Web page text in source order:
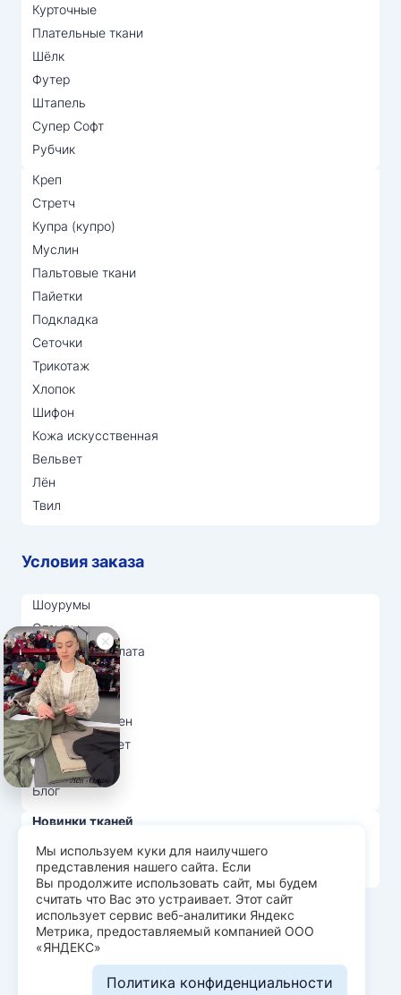
Курточные
Плательные ткани
Шёлк
Футер
Штапель
Супер Софт
Рубчик
Креп
Стретч
Купра (купро)
Муслин
Пальтовые ткани
Пайетки
Подкладка
Сеточки
Трикотаж
Хлопок
Шифон
Кожа искусственная
Вельвет
Лён
Твил
Условия заказа
Шоурумы
Отзывы
Доставка и оплата
О нас
Вопрос-ответ
Возврат и обмен
Личный кабинет
Ткани оптом
Блог
Новинки тканей
Распродажа тканей
Лидеры продаж
© Арт Текс — продажа тканей оптом, 2026
Пользовательское соглашение
Политика конфиденциальности
Мы используем куки для наилучшего
представления нашего сайта. Если
Вы продолжите использовать сайт, мы будем
считать что Вас это устраивает. Этот сайт
использует сервис веб-аналитики Яндекс
Метрика, предоставляемый компанией ООО
«ЯНДЕКС»
Политика конфиденциальности